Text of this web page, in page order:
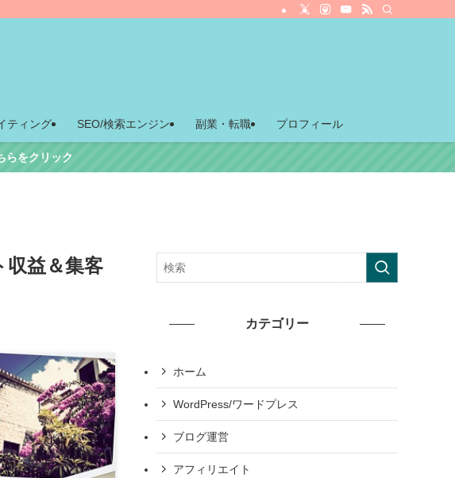
ティング SEO/検索エンジン 副業・転職 プロフィール
らをクリック
収益＆集客
カテゴリー
ホーム
WordPress/ワードプレス
ブログ運営
アフィリエイト